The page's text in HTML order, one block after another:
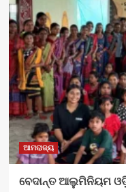
ଆମରାଜ୍ୟ
ବେଦାନ୍ତ ଆଲୁମିନିୟମ